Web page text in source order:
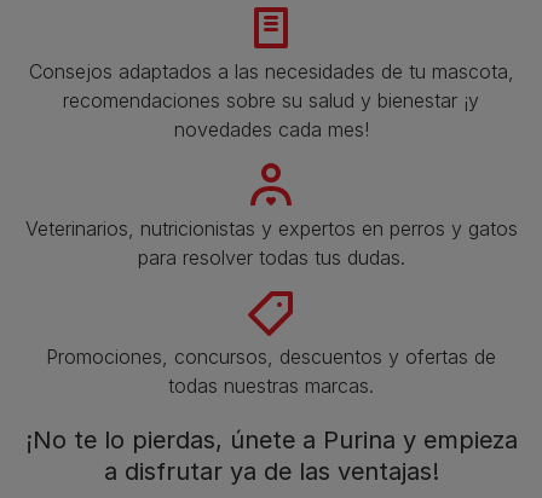
Consejos adaptados a las necesidades de tu mascota,
recomendaciones sobre su salud y bienestar ¡y
novedades cada mes!
Veterinarios, nutricionistas y expertos en perros y gatos
para resolver todas tus dudas.​
Promociones, concursos, descuentos y ofertas de
todas nuestras marcas.​
¡No te lo pierdas, únete a Purina y empieza
a disfrutar ya de las ventajas!​